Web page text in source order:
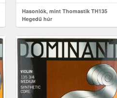
Hasonlók, mint Thomastik TH135
Hegedű húr